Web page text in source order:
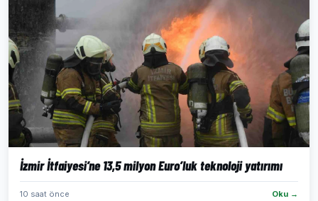
İzmir İtfaiyesi’ne 13,5 milyon Euro’luk teknoloji yatırımı
10 saat önce Oku →